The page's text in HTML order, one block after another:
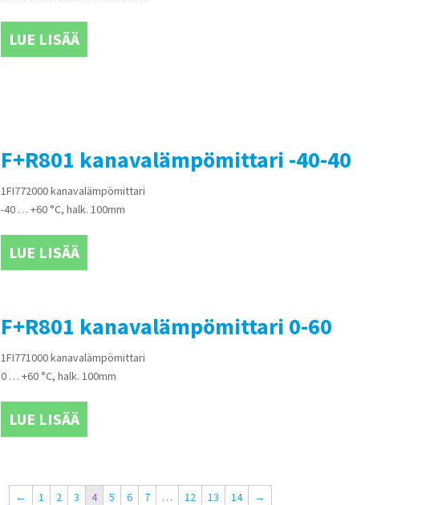
LUE LISÄÄ
F+R801 kanavalämpömittari -40-40
1FI772000 kanavalämpömittari
-40 … +60 °C, halk. 100mm
LUE LISÄÄ
F+R801 kanavalämpömittari 0-60
1FI771000 kanavalämpömittari
0 … +60 °C, halk. 100mm
LUE LISÄÄ
← 1 2 3 4 5 6 7 … 12 13 14 →